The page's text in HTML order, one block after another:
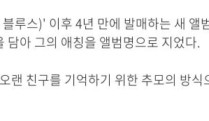
스)' 이후 4년 만에 발매하는 새 앨
아 그의 애칭을 앨범명으로 지었다.
친구를 기억하기 위한 추모의 방